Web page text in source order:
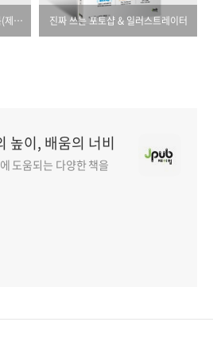
레시피로 배우는 아두이노 쿡북(제3판) 진짜 쓰는 포토샵 & 일러스트레이터
높이, 배움의 너비
도움되는 다양한 책을